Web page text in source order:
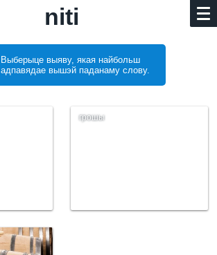
niti
Выберыце выяву, якая найбольш
адпавядае вышэй паданаму слову.
грошы